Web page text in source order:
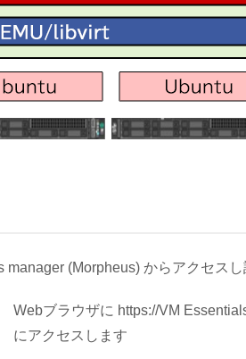
(Morpheus) からアクセスし
Webブラウザに https://VM
にアクセスします